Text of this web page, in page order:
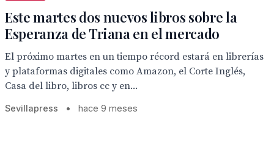
Este martes dos nuevos libros sobre la
Esperanza de Triana en el mercado
El próximo martes en un tiempo récord estará en librerías
y plataformas digitales como Amazon, el Corte Inglés,
Casa del libro, libros cc y en...
Sevillapress • hace 9 meses